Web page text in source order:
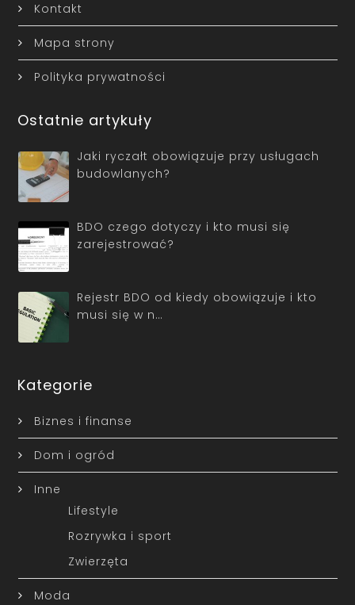
Kontakt
Mapa strony
Polityka prywatności
Ostatnie artykuły
Jaki ryczałt obowiązuje przy usługach
budowlanych?
BDO czego dotyczy i kto musi się
zarejestrować?
Rejestr BDO od kiedy obowiązuje i kto
musi się w n…
Kategorie
Biznes i finanse
Dom i ogród
Inne
Lifestyle
Rozrywka i sport
Zwierzęta
Moda